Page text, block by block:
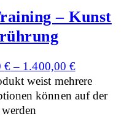
– Kunst
€– 1.400,00 €
weist mehrere
können auf der